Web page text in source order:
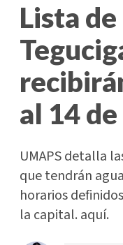
Lista
al 14
UMAPS detalla
que tendrán
horarios
la capital. aquí.